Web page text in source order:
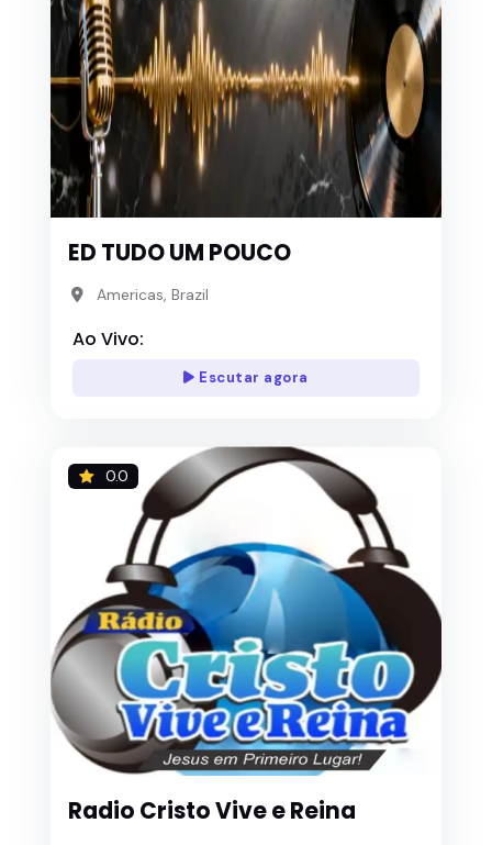
ED TUDO UM POUCO
Americas, Brazil
Ao Vivo:
Escutar agora
0.0
Radio Cristo Vive e Reina